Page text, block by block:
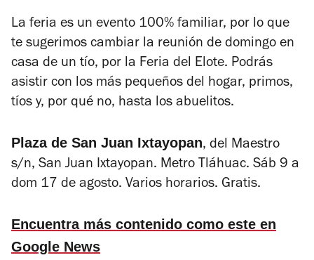
La feria es un evento 100% familiar, por lo que
te sugerimos cambiar la reunión de domingo en
casa de un tío, por la Feria del Elote. Podrás
asistir con los más pequeños del hogar, primos,
tíos y, por qué no, hasta los abuelitos.
Plaza de San Juan Ixtayopan, del Maestro
s/n, San Juan Ixtayopan. Metro Tláhuac. Sáb 9 a
dom 17 de agosto. Varios horarios. Gratis.
Encuentra más contenido como este en
Google News